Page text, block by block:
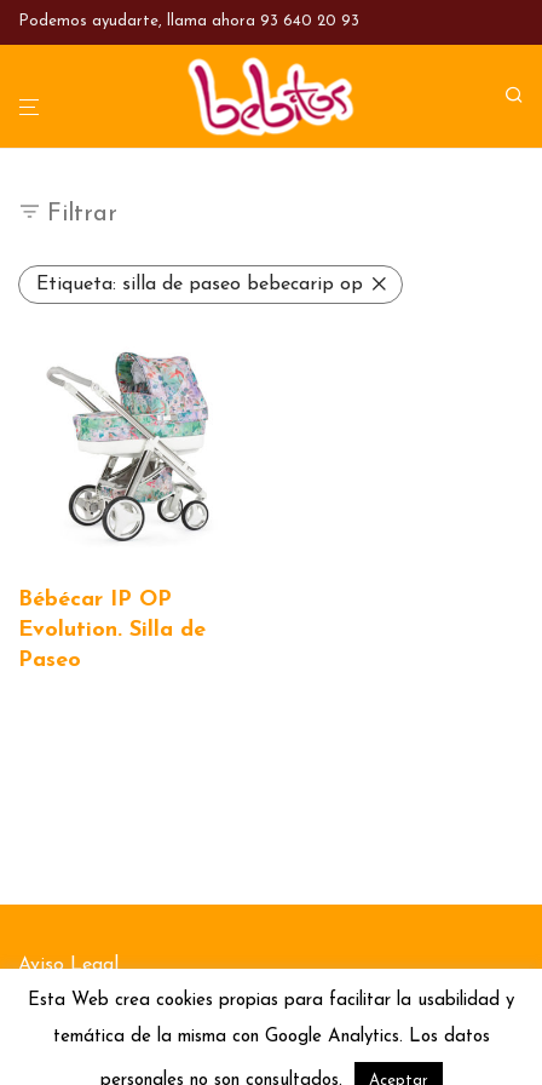
Podemos ayudarte, llama ahora 93 640 20 93
Filtrar
Etiqueta: silla de paseo bebecarip op
Bébécar IP OP
Evolution. Silla de
Paseo
Aviso Legal
Esta Web crea cookies propias para facilitar la usabilidad y
temática de la misma con Google Analytics. Los datos
personales no son consultados. Aceptar